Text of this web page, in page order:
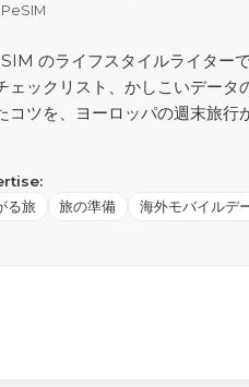
のライフスタイルライター
ェックリスト、かしこいデー
コツを、ヨーロッパの週末旅
る旅 旅の準備 海外モバイルデ